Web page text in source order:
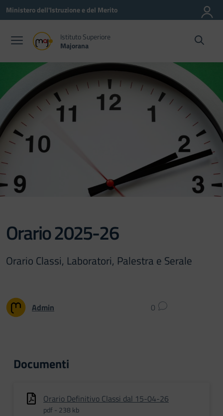
Vai ai contenuti
Vai al menu di navigazione
Vai al footer
Ministero dell'Istruzione e del Merito
Istituto Superiore
Majorana
Orario 2025-26
Orario Classi, Laboratori, Palestra e Serale
Admin 0
Documenti
Orario Definitivo Classi dal 15-04-26
pdf - 238 kb